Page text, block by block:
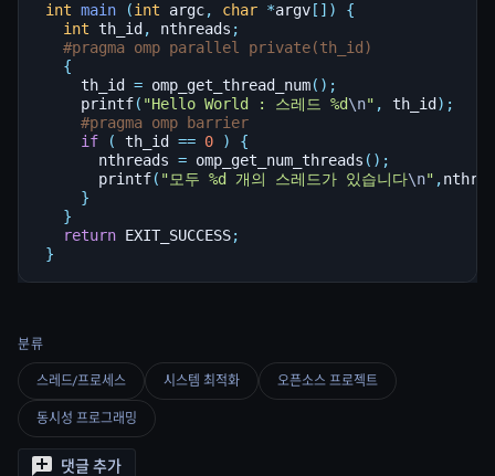
int main (int argc, char *argv [])
{
int th_id , nthreads ;
#pragma omp parallel private(th_id)
{
th_id
= omp_get_thread_num();
printf( "Hello World : 스레드 %d\n" , th_id );
#pragma omp barrier
if
( th_id == 0 )
{
nthreads = omp_get_num_threads ();
printf( "모두 %d 개의 스레드가 있습니다\n" ,
}
}
return EXIT_SUCCESS;
}
분류
스레드/프로세스 시스템 최적화 오픈소스 프로젝트
동시성 프로그래밍
댓글 추가